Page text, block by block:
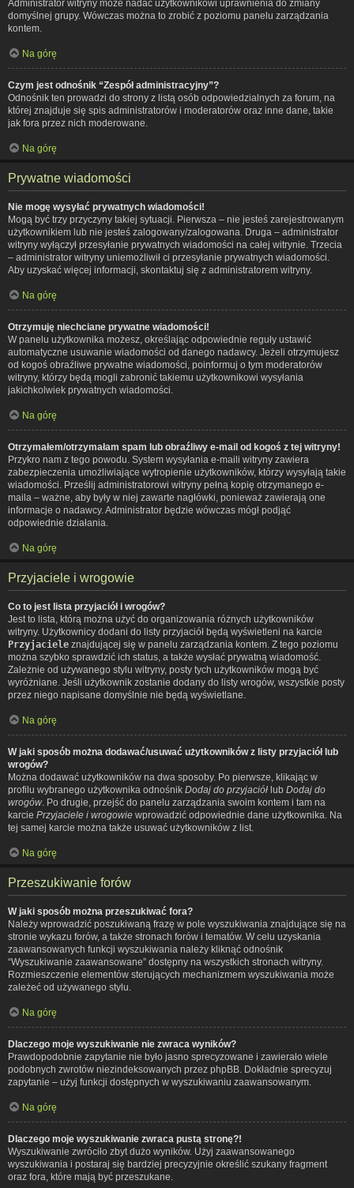
Administrator witryny może nadać użytkownikowi uprawnienia do zmiany
domyślnej grupy. Wówczas można to zrobić z poziomu panelu zarządzania
kontem.
Na górę
Czym jest odnośnik “Zespół administracyjny”?
Odnośnik ten prowadzi do strony z listą osób odpowiedzialnych za forum, na
której znajduje się spis administratorów i moderatorów oraz inne dane, takie
jak fora przez nich moderowane.
Na górę
Prywatne wiadomości
Nie mogę wysyłać prywatnych wiadomości!
Mogą być trzy przyczyny takiej sytuacji. Pierwsza – nie jesteś zarejestrowanym
użytkownikiem lub nie jesteś zalogowany/zalogowana. Druga – administrator
witryny wyłączył przesyłanie prywatnych wiadomości na całej witrynie. Trzecia
– administrator witryny uniemożliwił ci przesyłanie prywatnych wiadomości.
Aby uzyskać więcej informacji, skontaktuj się z administratorem witryny.
Na górę
Otrzymuję niechciane prywatne wiadomości!
W panelu użytkownika możesz, określając odpowiednie reguły ustawić
automatyczne usuwanie wiadomości od danego nadawcy. Jeżeli otrzymujesz
od kogoś obraźliwe prywatne wiadomości, poinformuj o tym moderatorów
witryny, którzy będą mogli zabronić takiemu użytkownikowi wysyłania
jakichkolwiek prywatnych wiadomości.
Na górę
Otrzymałem/otrzymałam spam lub obraźliwy e-mail od kogoś z tej witryny!
Przykro nam z tego powodu. System wysyłania e-maili witryny zawiera
zabezpieczenia umożliwiające wytropienie użytkowników, którzy wysyłają takie
wiadomości. Prześlij administratorowi witryny pełną kopię otrzymanego e-
maila – ważne, aby były w niej zawarte nagłówki, ponieważ zawierają one
informacje o nadawcy. Administrator będzie wówczas mógł podjąć
odpowiednie działania.
Na górę
Przyjaciele i wrogowie
Co to jest lista przyjaciół i wrogów?
Jest to lista, którą można użyć do organizowania różnych użytkowników
witryny. Użytkownicy dodani do listy przyjaciół będą wyświetleni na karcie
Przyjaciele znajdującej się w panelu zarządzania kontem. Z tego poziomu
można szybko sprawdzić ich status, a także wysłać prywatną wiadomość.
Zależnie od używanego stylu witryny, posty tych użytkowników mogą być
wyróżniane. Jeśli użytkownik zostanie dodany do listy wrogów, wszystkie posty
przez niego napisane domyślnie nie będą wyświetlane.
Na górę
W jaki sposób można dodawać/usuwać użytkowników z listy przyjaciół lub
wrogów?
Można dodawać użytkowników na dwa sposoby. Po pierwsze, klikając w
profilu wybranego użytkownika odnośnik Dodaj do przyjaciół lub Dodaj do
wrogów . Po drugie, przejść do panelu zarządzania swoim kontem i tam na
karcie Przyjaciele i wrogowie wprowadzić odpowiednie dane użytkownika. Na
tej samej karcie można także usuwać użytkowników z list.
Na górę
Przeszukiwanie forów
W jaki sposób można przeszukiwać fora?
Należy wprowadzić poszukiwaną frazę w pole wyszukiwania znajdujące się na
stronie wykazu forów, a także stronach forów i tematów. W celu uzyskania
zaawansowanych funkcji wyszukiwania należy kliknąć odnośnik
“Wyszukiwanie zaawansowane” dostępny na wszystkich stronach witryny.
Rozmieszczenie elementów sterujących mechanizmem wyszukiwania może
zależeć od używanego stylu.
Na górę
Dlaczego moje wyszukiwanie nie zwraca wyników?
Prawdopodobnie zapytanie nie było jasno sprecyzowane i zawierało wiele
podobnych zwrotów niezindeksowanych przez phpBB. Dokładnie sprecyzuj
zapytanie – użyj funkcji dostępnych w wyszukiwaniu zaawansowanym.
Na górę
Dlaczego moje wyszukiwanie zwraca pustą stronę?!
Wyszukiwanie zwróciło zbyt dużo wyników. Użyj zaawansowanego
wyszukiwania i postaraj się bardziej precyzyjnie określić szukany fragment
oraz fora, które mają być przeszukane.